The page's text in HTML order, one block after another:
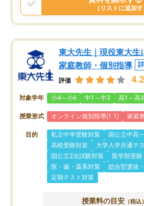
（リストに追加す
東大先生｜現役東大生
家庭教師・個別指導
評価 4.2
対象学年 小4～小6 中1～中3 高1～高3
授業形式 オンライン個別指導(1:1) 家庭
目的 私立中学受験対策
国公立中高
高校受験対策
大学入学共通テ
国公立2次試験対策
医学部受験
医・歯・薬系対策
総合型選抜
定期テスト対策
授業料の目安 （税込）